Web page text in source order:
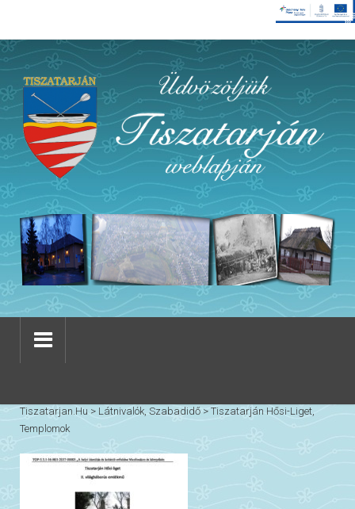
Tiszatarjan.hu > Látnivalók, Szabadidő > Tiszatarján Hősi-Liget,
Templomok